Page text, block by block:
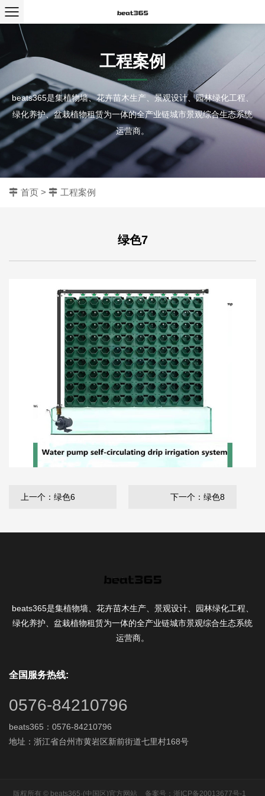
工程案例
beats365是集植物墙、花卉苗木生产、景观设计、园林绿化工程、
绿化养护、盆栽植物租赁为一体的全产业链城市景观综合生态系统
运营商。
首页 > 工程案例
绿色7
上一个：绿色6 下一个：绿色8
beats365是集植物墙、花卉苗木生产、景观设计、园林绿化工程、
绿化养护、盆栽植物租赁为一体的全产业链城市景观综合生态系统
运营商。
全国服务热线:
0576-84210796
beats365：0576-84210796
地址：浙江省台州市黄岩区新前街道七里村168号
版权所有 © beats365·(中国区)官方网站 备案号：浙ICP备20013677号-1